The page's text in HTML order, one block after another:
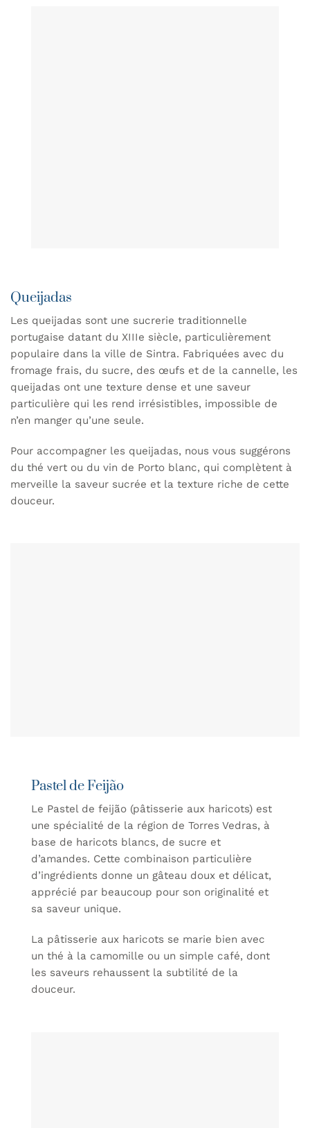
Queijadas
Les queijadas sont une sucrerie traditionnelle
portugaise datant du XIIIe siècle, particulièrement
populaire dans la ville de Sintra. Fabriquées avec du
fromage frais, du sucre, des œufs et de la cannelle, les
queijadas ont une texture dense et une saveur
particulière qui les rend irrésistibles, impossible de
n’en manger qu’une seule.
Pour accompagner les queijadas, nous vous suggérons
du thé vert ou du vin de Porto blanc, qui complètent à
merveille la saveur sucrée et la texture riche de cette
douceur.
Pastel de Feijão
Le Pastel de feijão (pâtisserie aux haricots) est
une spécialité de la région de Torres Vedras, à
base de haricots blancs, de sucre et
d’amandes. Cette combinaison particulière
d’ingrédients donne un gâteau doux et délicat,
apprécié par beaucoup pour son originalité et
sa saveur unique.
La pâtisserie aux haricots se marie bien avec
un thé à la camomille ou un simple café, dont
les saveurs rehaussent la subtilité de la
douceur.